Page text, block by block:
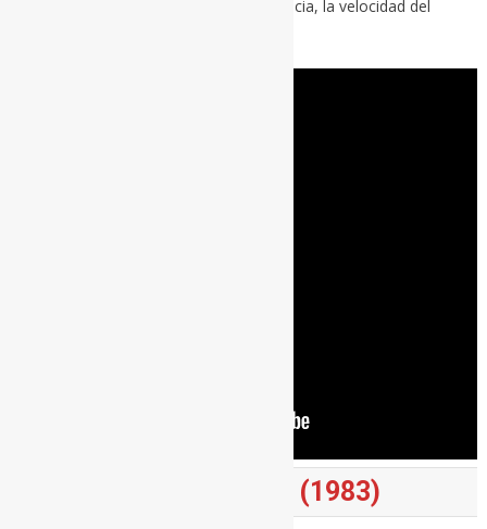
compás. Decidendo así, en última instancia, la velocidad del
RADIO FREE EUROPE (1983)